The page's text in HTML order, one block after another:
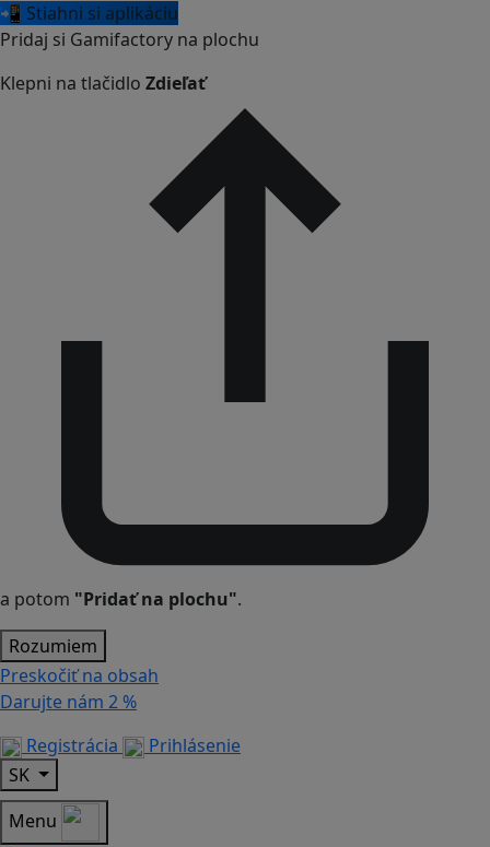
📲 Stiahni si aplikáciu
Pridaj si Gamifactory na plochu
Klepni na tlačidlo Zdieľať
a potom "Pridať na plochu".
Rozumiem
Preskočiť na obsah
Darujte nám 2 %
Registrácia
Prihlásenie
SK
Menu